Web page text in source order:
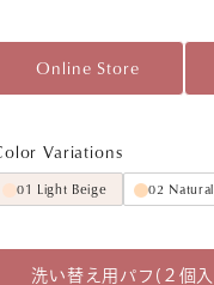
Online Store
Variations
01 Light Beige 02
洗い替え用パフ(２個